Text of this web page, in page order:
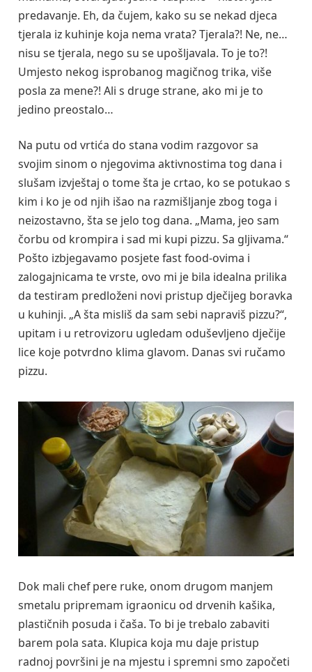
predavanje. Eh, da čujem, kako su se nekad djeca
tjerala iz kuhinje koja nema vrata? Tjerala?! Ne, ne…
nisu se tjerala, nego su se upošljavala. To je to?!
Umjesto nekog isprobanog magičnog trika, više
posla za mene?! Ali s druge strane, ako mi je to
jedino preostalo…
Na putu od vrtića do stana vodim razgovor sa
svojim sinom o njegovima aktivnostima tog dana i
slušam izvještaj o tome šta je crtao, ko se potukao s
kim i ko je od njih išao na razmišljanje zbog toga i
neizostavno, šta se jelo tog dana. „Mama, jeo sam
čorbu od krompira i sad mi kupi pizzu. Sa gljivama.“
Pošto izbjegavamo posjete fast food-ovima i
zalogajnicama te vrste, ovo mi je bila idealna prilika
da testiram predloženi novi pristup dječijeg boravka
u kuhinji. „A šta misliš da sam sebi napraviš pizzu?“,
upitam i u retrovizoru ugledam oduševljeno dječije
lice koje potvrdno klima glavom. Danas svi ručamo
pizzu.
Dok mali chef pere ruke, onom drugom manjem
smetalu pripremam igraonicu od drvenih kašika,
plastičnih posuda i čaša. To bi je trebalo zabaviti
barem pola sata. Klupica koja mu daje pristup
radnoj površini je na mjestu i spremni smo započeti